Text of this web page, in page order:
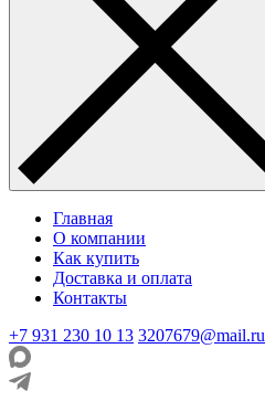
Главная
О компании
Как купить
Доставка и оплата
Контакты
+7 931 230 10 13 3207679@mail.ru